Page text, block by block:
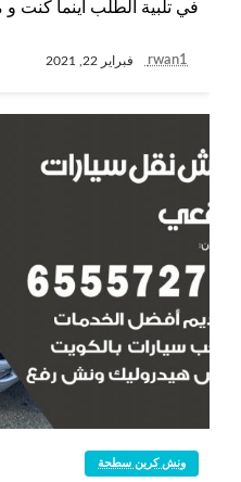
في تلبية الطلب أينما كنت
rwan1 فبراير 22, 2021
ونش كرين سطحة